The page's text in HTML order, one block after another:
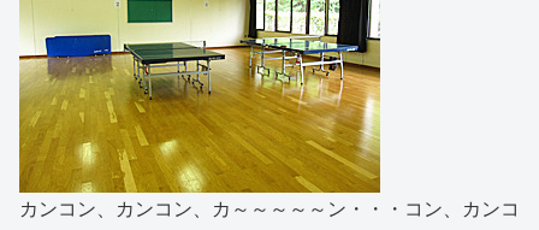
カンコン、カンコン、カ～～～～～ン・・・コン、カンコ